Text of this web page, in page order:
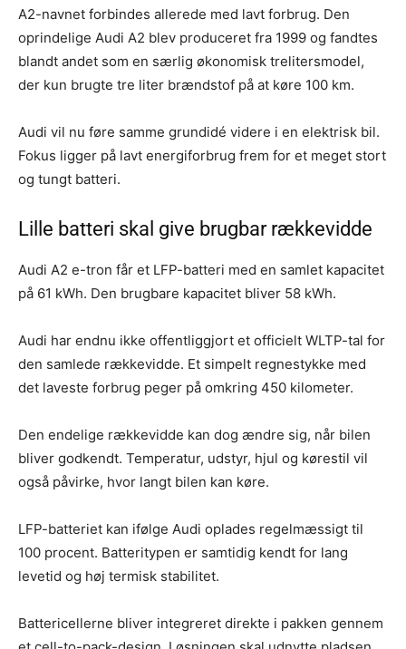
A2-navnet forbindes allerede med lavt forbrug. Den
oprindelige Audi A2 blev produceret fra 1999 og fandtes
blandt andet som en særlig økonomisk trelitersmodel,
der kun brugte tre liter brændstof på at køre 100 km.
Audi vil nu føre samme grundidé videre i en elektrisk bil.
Fokus ligger på lavt energiforbrug frem for et meget stort
og tungt batteri.
Lille batteri skal give brugbar rækkevidde
Audi A2 e-tron får et LFP-batteri med en samlet kapacitet
på 61 kWh. Den brugbare kapacitet bliver 58 kWh.
Audi har endnu ikke offentliggjort et officielt WLTP-tal for
den samlede rækkevidde. Et simpelt regnestykke med
det laveste forbrug peger på omkring 450 kilometer.
Den endelige rækkevidde kan dog ændre sig, når bilen
bliver godkendt. Temperatur, udstyr, hjul og kørestil vil
også påvirke, hvor langt bilen kan køre.
LFP-batteriet kan ifølge Audi oplades regelmæssigt til
100 procent. Batteritypen er samtidig kendt for lang
levetid og høj termisk stabilitet.
Battericellerne bliver integreret direkte i pakken gennem